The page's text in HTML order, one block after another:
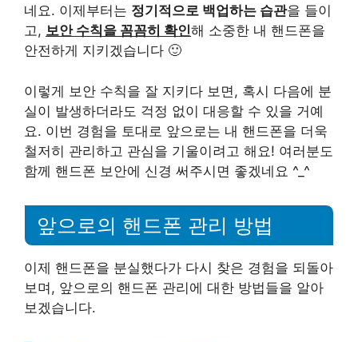
네요. 이제부터는 정기적으로 백업하는 습관을 들이
고, 보안 수칙을 꼼꼼히 확인해 소중한 내 핸드폰을
안전하게 지키겠습니다 🙂
이렇게 보안 수칙을 잘 지키다 보면, 혹시 다음에 분
실이 발생하더라도 걱정 없이 대응할 수 있을 거예
요. 이번 경험을 토대로 앞으로는 내 핸드폰을 더욱
철저히 관리하고 관심을 기울이려고 해요! 여러분도
함께 핸드폰 보안에 신경 써주시면 좋겠네요 ^_^
앞으로의 핸드폰 관리 방법
이제 핸드폰을 분실했다가 다시 찾은 경험을 되돌아
보며, 앞으로의 핸드폰 관리에 대한 방법들을 알아
보겠습니다.